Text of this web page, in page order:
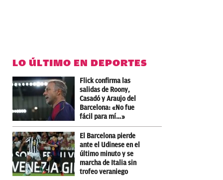
LO ÚLTIMO EN DEPORTES
Flick confirma las
salidas de Roony,
Casadó y Araujo del
Barcelona: «No fue
fácil para mí…»
El Barcelona pierde
ante el Udinese en el
último minuto y se
marcha de Italia sin
trofeo veraniego